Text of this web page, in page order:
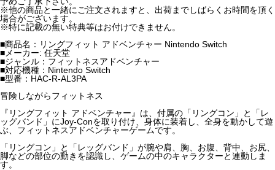
※他の商品と一緒にご注文されますと、出荷までしばらくお時間を頂く
場合がございます。
※特に記載の無い特典等はお付けできません。
■商品名：リングフィット アドベンチャー Nintendo Switch
■メーカー: 任天堂
■ジャンル：フィットネスアドベンチャー
■対応機種：Nintendo Switch
■型番：HAC-R-AL3PA
冒険しながらフィットネス
『リングフィット アドベンチャー』は、付属の「リングコン」と「レ
ッグバンド」にJoy-Conを取り付け、身体に装着し、全身を動かして遊
ぶ、フィットネスアドベンチャーゲームです。
「リングコン」と「レッグバンド」が腕や肩、胸、お腹、背中、お尻、
脚などの部位の動きを認識し、ゲームの中のキャラクターと連動しま
す。